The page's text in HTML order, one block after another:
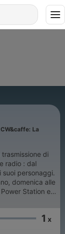
La
trasmissione di
radio : dal
suoi personaggi.
domenica alle
Station e
1 x